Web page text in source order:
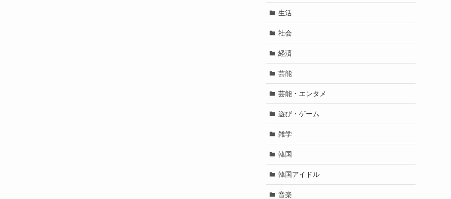
生活
社会
経済
芸能
芸能・エンタメ
遊び・ゲーム
雑学
韓国
韓国アイドル
音楽